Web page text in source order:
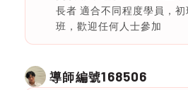
長者 適合不同程度學員，
班，歡迎任何人士參加
導師編號168506